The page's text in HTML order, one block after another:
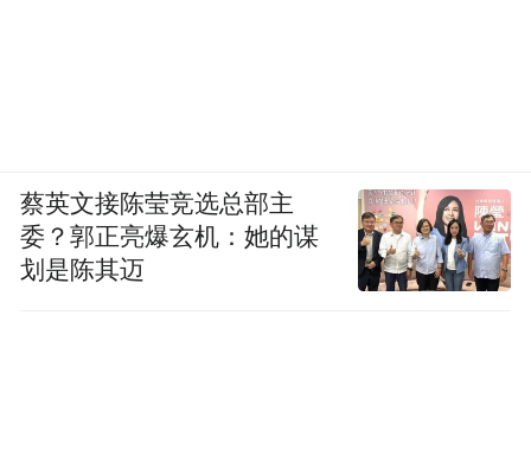
蔡英文接陈莹竞选总部主
委？郭正亮爆玄机：她的谋
划是陈其迈